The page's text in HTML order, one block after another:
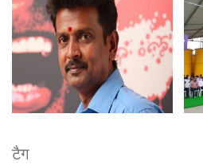
टैग